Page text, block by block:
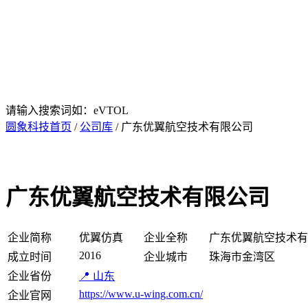
请输入搜索词如：eVTOL
圆象科技首页 / 公司库 / 广东优翼航空技术有限公司
广东优翼航空技术有限公司
企业简称 优翼仿真 企业全称
广东优翼航空技术
成立时间
2016 企业城市
珠海市金湾区
企业省份
📍 山东
企业官网
https://www.u-wing.com.cn/